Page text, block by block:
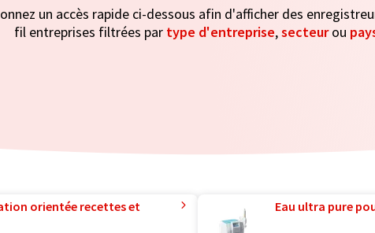
un accès rapide ci-dessous afin d'afficher des
fil entreprises filtrées par type d'entreprise,secteurou
orientée recettes et
Eau ultra pure